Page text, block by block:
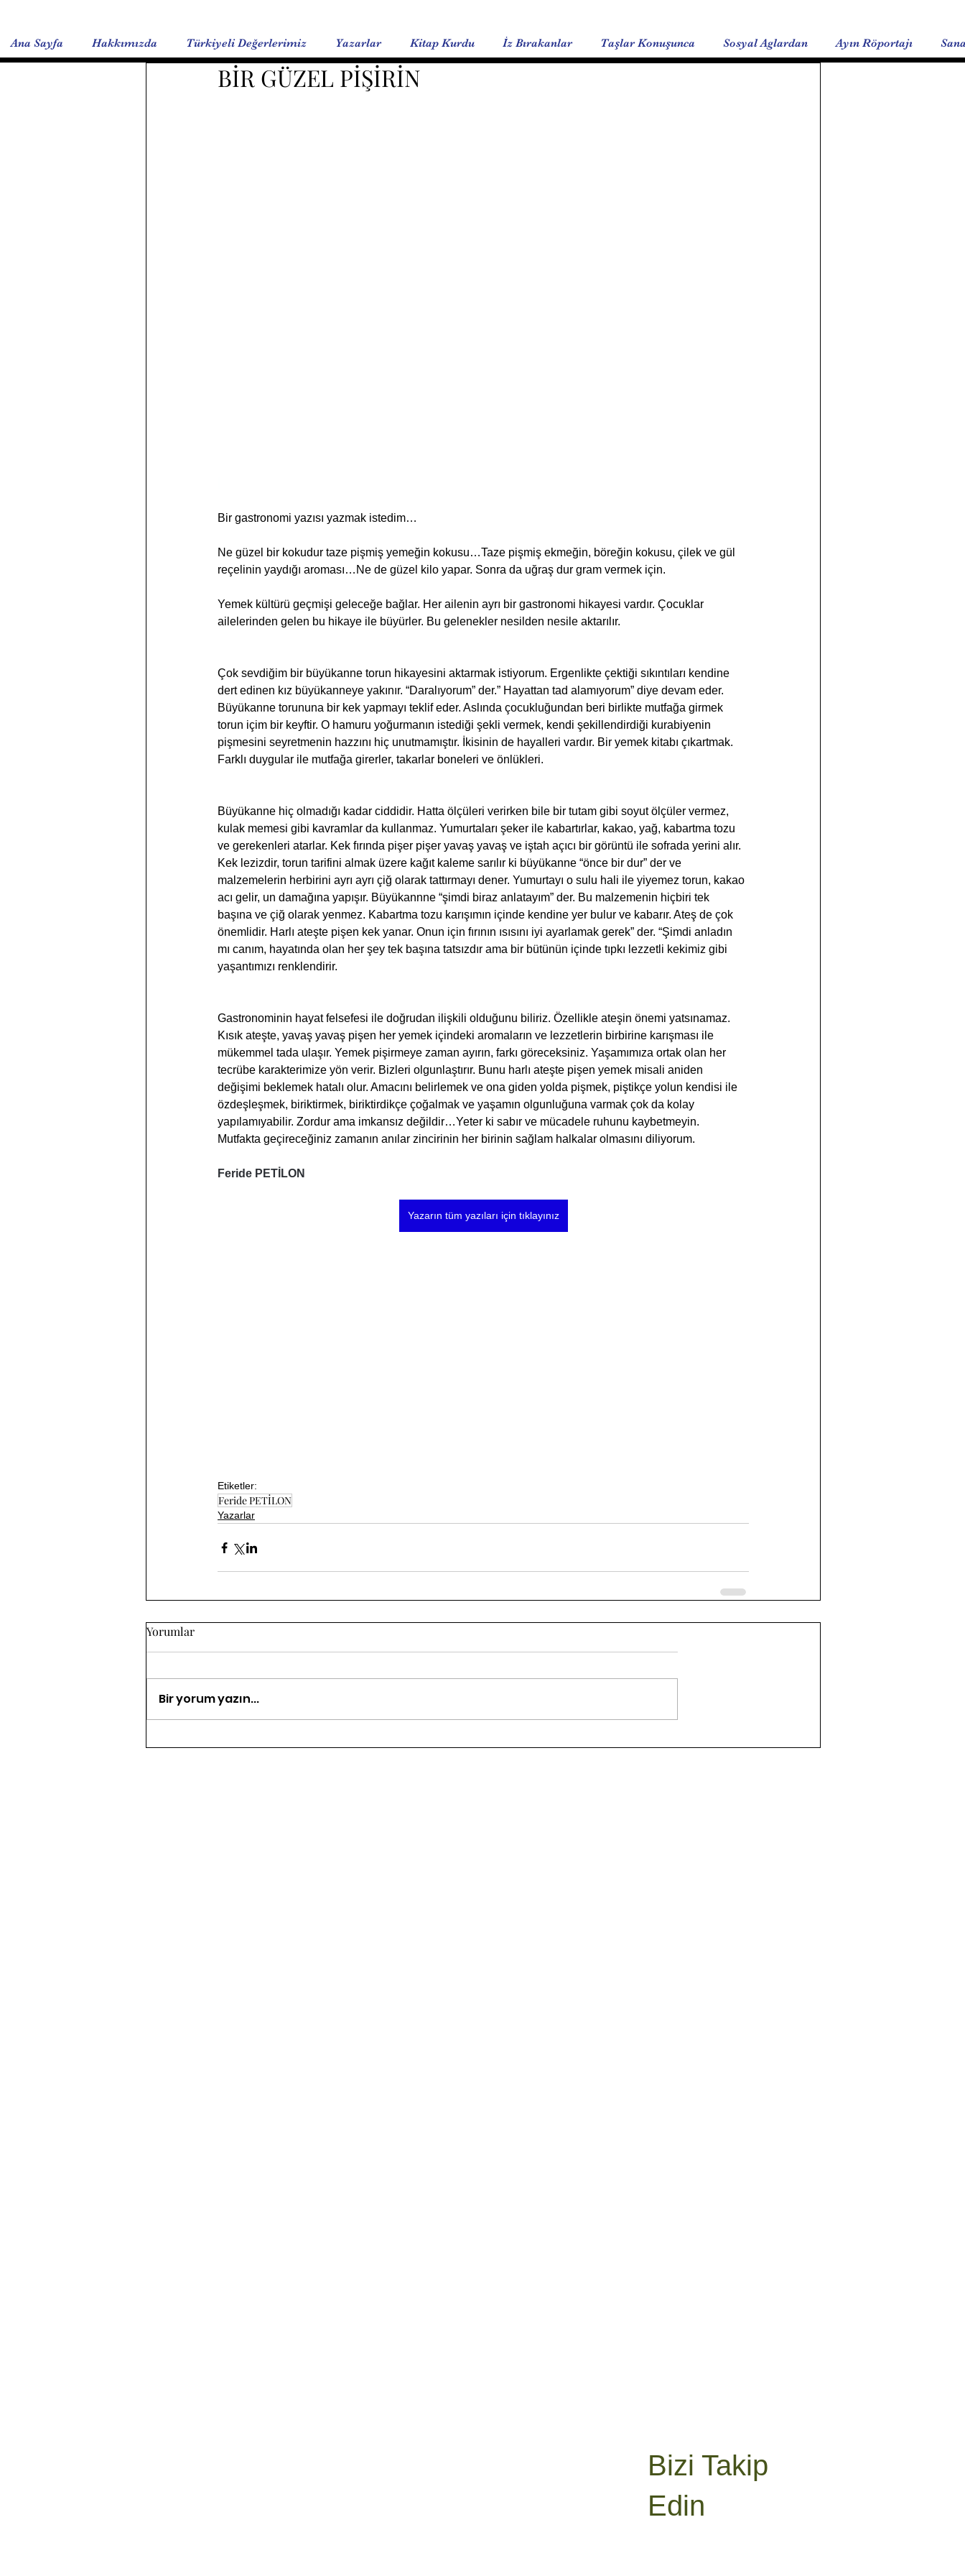
Ana Sayfa Hakkımızda Türkiyeli Değerlerimiz Yazarlar Kitap Kurdu İz Bırakanlar Taşlar Konuşunca Sosyal Aglardan Ayın Röportajı
BİR GÜZEL PİŞİRİN
Bir gastronomi yazısı yazmak istedim…
Ne güzel bir kokudur taze pişmiş yemeğin kokusu…Taze pişmiş ekmeğin, böreğin kokusu, çilek ve gül
reçelinin yaydığı aroması…Ne de güzel kilo yapar. Sonra da uğraş dur gram vermek için.
Yemek kültürü geçmişi geleceğe bağlar. Her ailenin ayrı bir gastronomi hikayesi vardır. Çocuklar
ailelerinden gelen bu hikaye ile büyürler. Bu gelenekler nesilden nesile aktarılır.
Çok sevdiğim bir büyükanne torun hikayesini aktarmak istiyorum. Ergenlikte çektiği sıkıntıları kendine
dert edinen kız büyükanneye yakınır. “Daralıyorum” der.” Hayattan tad alamıyorum” diye devam eder.
Büyükanne torununa bir kek yapmayı teklif eder. Aslında çocukluğundan beri birlikte mutfağa girmek
torun içim bir keyftir. O hamuru yoğurmanın istediği şekli vermek, kendi şekillendirdiği kurabiyenin
pişmesini seyretmenin hazzını hiç unutmamıştır. İkisinin de hayalleri vardır. Bir yemek kitabı çıkartmak.
Farklı duygular ile mutfağa girerler, takarlar boneleri ve önlükleri.
Büyükanne hiç olmadığı kadar ciddidir. Hatta ölçüleri verirken bile bir tutam gibi soyut ölçüler vermez,
kulak memesi gibi kavramlar da kullanmaz. Yumurtaları şeker ile kabartırlar, kakao, yağ, kabartma tozu
ve gerekenleri atarlar. Kek fırında pişer pişer yavaş yavaş ve iştah açıcı bir görüntü ile sofrada yerini alır.
Kek lezizdir, torun tarifini almak üzere kağıt kaleme sarılır ki büyükanne “önce bir dur” der ve
malzemelerin herbirini ayrı ayrı çiğ olarak tattırmayı dener. Yumurtayı o sulu hali ile yiyemez torun, kakao
acı gelir, un damağına yapışır. Büyükannne “şimdi biraz anlatayım” der. Bu malzemenin hiçbiri tek
başına ve çiğ olarak yenmez. Kabartma tozu karışımın içinde kendine yer bulur ve kabarır. Ateş de çok
önemlidir. Harlı ateşte pişen kek yanar. Onun için fırının ısısını iyi ayarlamak gerek” der. “Şimdi anladın
mı canım, hayatında olan her şey tek başına tatsızdır ama bir bütünün içinde tıpkı lezzetli kekimiz gibi
yaşantımızı renklendirir.
Gastronominin hayat felsefesi ile doğrudan ilişkili olduğunu biliriz. Özellikle ateşin önemi yatsınamaz.
Kısık ateşte, yavaş yavaş pişen her yemek içindeki aromaların ve lezzetlerin birbirine karışması ile
mükemmel tada ulaşır. Yemek pişirmeye zaman ayırın, farkı göreceksiniz. Yaşamımıza ortak olan her
tecrübe karakterimize yön verir. Bizleri olgunlaştırır. Bunu harlı ateşte pişen yemek misali aniden
değişimi beklemek hatalı olur. Amacını belirlemek ve ona giden yolda pişmek, piştikçe yolun kendisi ile
özdeşleşmek, biriktirmek, biriktirdikçe çoğalmak ve yaşamın olgunluğuna varmak çok da kolay
yapılamıyabilir. Zordur ama imkansız değildir…Yeter ki sabır ve mücadele ruhunu kaybetmeyin.
Mutfakta geçireceğiniz zamanın anılar zincirinin her birinin sağlam halkalar olmasını diliyorum.
Feride PETİLON
Yazarın tüm yazıları için tıklayınız
Etiketler:
Feride PETİLON
Yazarlar
Yorumlar
Bir yorum yazın...
Bizi Takip
Edin